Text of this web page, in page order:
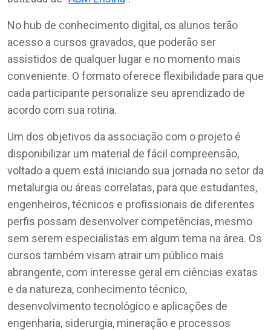
No hub de conhecimento digital, os alunos terão
acesso a cursos gravados, que poderão ser
assistidos de qualquer lugar e no momento mais
conveniente. O formato oferece flexibilidade para que
cada participante personalize seu aprendizado de
acordo com sua rotina.
Um dos objetivos da associação com o projeto é
disponibilizar um material de fácil compreensão,
voltado a quem está iniciando sua jornada no setor da
metalurgia ou áreas correlatas, para que estudantes,
engenheiros, técnicos e profissionais de diferentes
perfis possam desenvolver competências, mesmo
sem serem especialistas em algum tema na área. Os
cursos também visam atrair um público mais
abrangente, com interesse geral em ciências exatas
e da natureza, conhecimento técnico,
desenvolvimento tecnológico e aplicações de
engenharia, siderurgia, mineração e processos